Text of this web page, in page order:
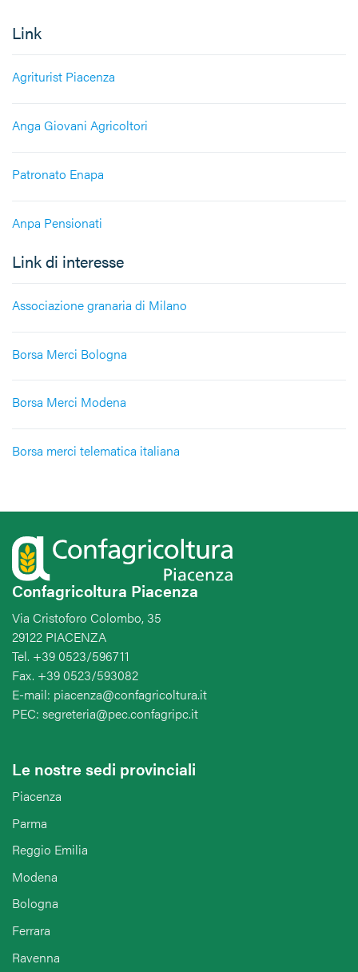
Link
Agriturist Piacenza
Anga Giovani Agricoltori
Patronato Enapa
Anpa Pensionati
Link di interesse
Associazione granaria di Milano
Borsa Merci Bologna
Borsa Merci Modena
Borsa merci telematica italiana
Confagricoltura Piacenza
Via Cristoforo Colombo, 35
29122 PIACENZA
Tel. +39 0523/596711
Fax. +39 0523/593082
E-mail: piacenza@confagricoltura.it
PEC: segreteria@pec.confagripc.it
Le nostre sedi provinciali
Piacenza
Parma
Reggio Emilia
Modena
Bologna
Ferrara
Ravenna